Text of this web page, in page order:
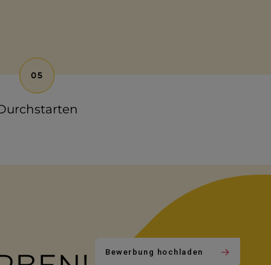
Bewerbung hochladen